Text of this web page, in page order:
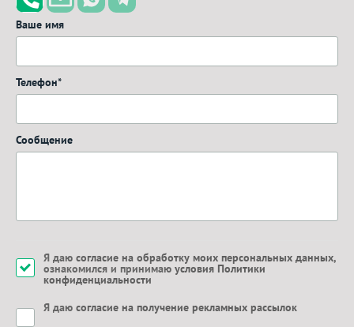
Ваше имя
Телефон*
Сообщение
Я даю согласие на обработку моих персональных данных,
ознакомился и принимаю условия Политики
конфиденциальности
Я даю согласие на получение рекламных рассылок